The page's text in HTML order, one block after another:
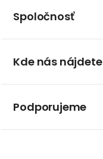
Spoločnosť
Kde nás nájdete
Podporujeme